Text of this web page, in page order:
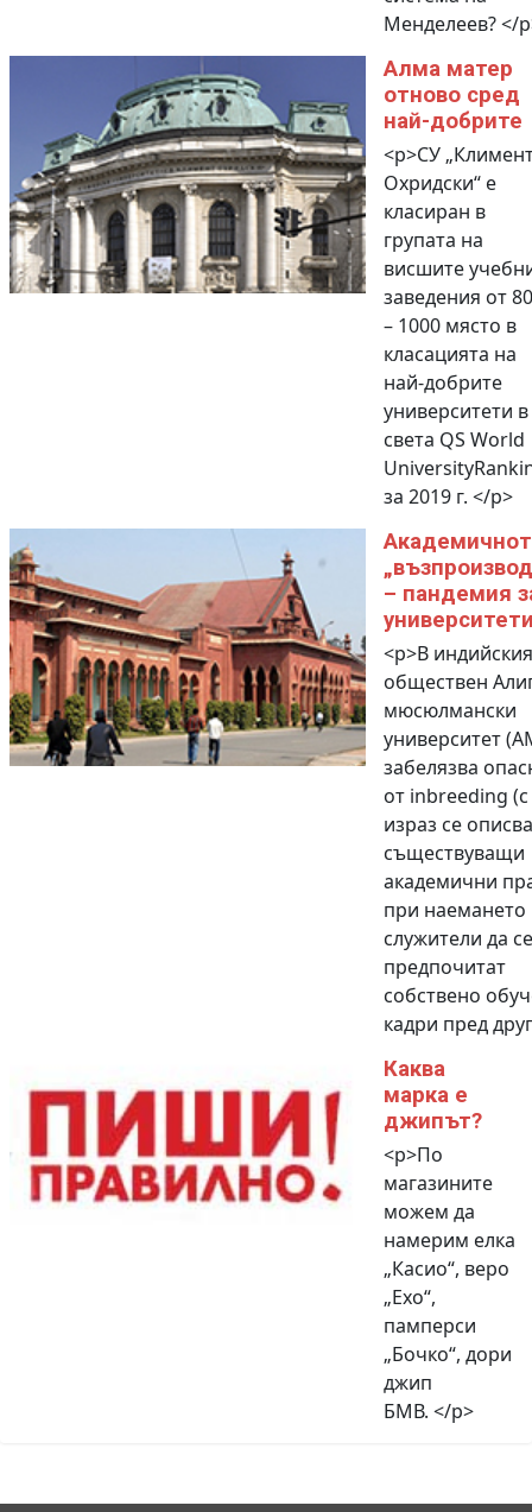
Менделеев? </
Алма матер
отново сред
най-добрите
<p>СУ
Охридски“ е
класиран в
групата на
висшите
заведения от
– 1000 място в
класацията на
най-добрите
университети в
света QS World
за 2019 г. </p>
– пандемия
<p>В индийския
обществен
мюсюлмански
университет
забелязва
от inbreeding (с
израз се
съществуващи
академични
при наемането
служители да се
предпочитат
собствено
кадри пред
Каква
марка е
джипът?
<p>По
магазините
можем да
намерим елка
„Касио“, веро
„Ехо“,
памперси
„Бочко“, дори
джип
БМВ. </p>